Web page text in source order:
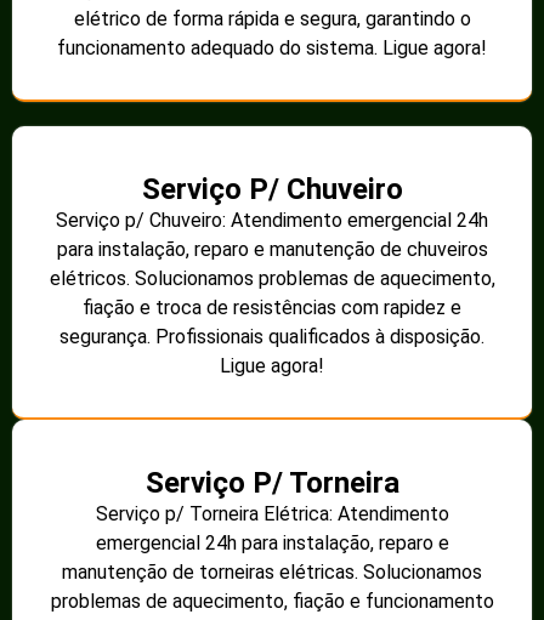
elétrico de forma rápida e segura, garantindo o
funcionamento adequado do sistema. Ligue agora!
Serviço P/ Chuveiro
Serviço p/ Chuveiro: Atendimento emergencial 24h
para instalação, reparo e manutenção de chuveiros
elétricos. Solucionamos problemas de aquecimento,
fiação e troca de resistências com rapidez e
segurança. Profissionais qualificados à disposição.
Ligue agora!
Serviço P/ Torneira
Serviço p/ Torneira Elétrica: Atendimento
emergencial 24h para instalação, reparo e
manutenção de torneiras elétricas. Solucionamos
problemas de aquecimento, fiação e funcionamento